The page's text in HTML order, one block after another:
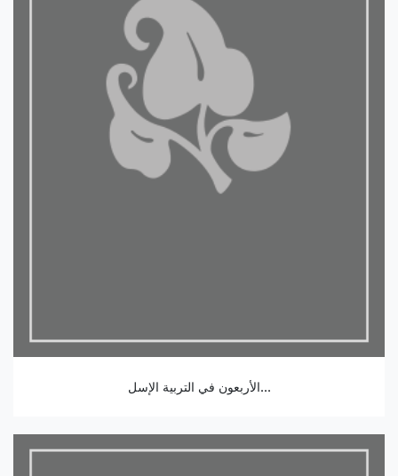
الأربعون في التربية الإسل...